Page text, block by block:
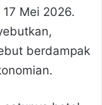
Mei 2026.
berdampak